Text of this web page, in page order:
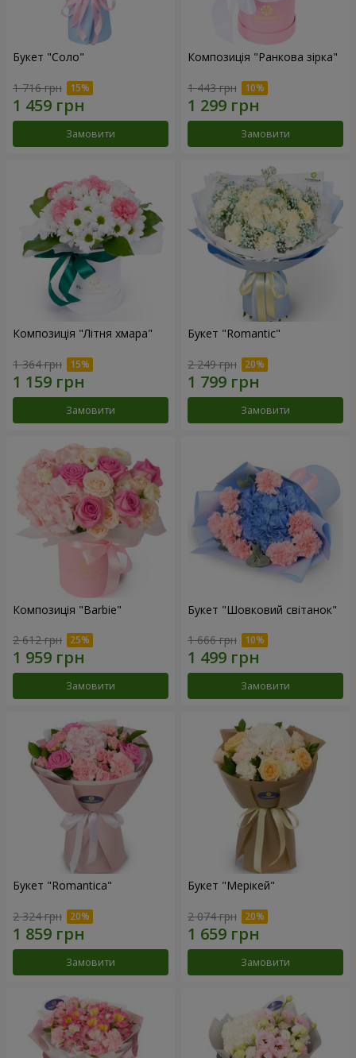
Букет "Соло"
1 716 грн
Замовити
Композиція "Ранкова зірка"
1 443 грн
Замовити
Композиція "Літня хмара"
1 364 грн
Замовити
Букет "Romantic"
2 249 грн
Замовити
Композиція "Barbie"
2 612 грн
Замовити
Букет "Шовковий світанок"
1 666 грн
Замовити
Букет "Romantica"
2 324 грн
Замовити
Букет "Мерікей"
2 074 грн
Замовити